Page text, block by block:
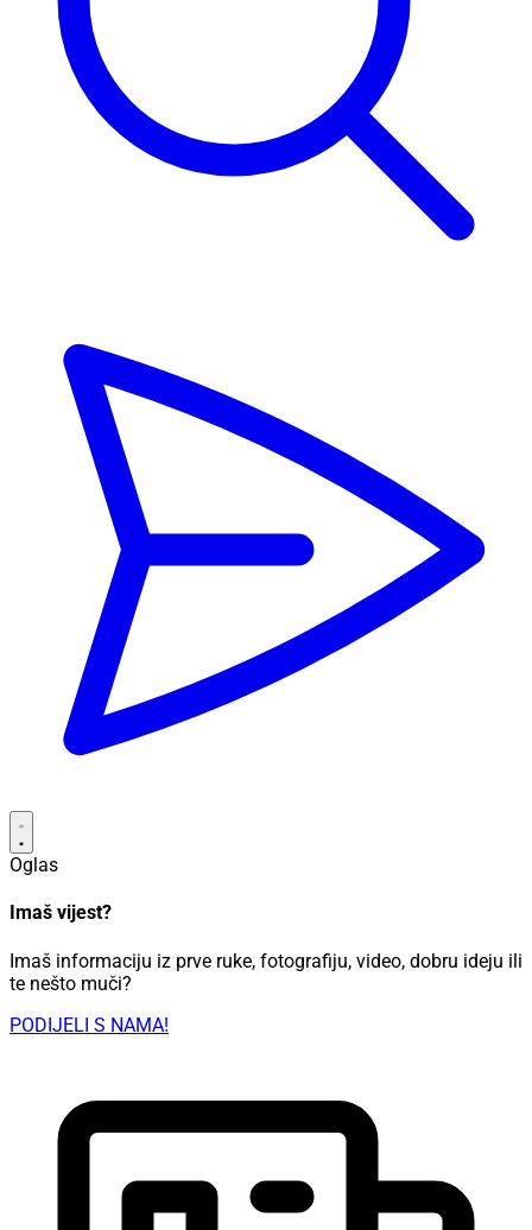
Oglas
Imaš vijest?
Imaš informaciju iz prve ruke, fotografiju, video, dobru ideju ili
te nešto muči?
PODIJELI S NAMA!